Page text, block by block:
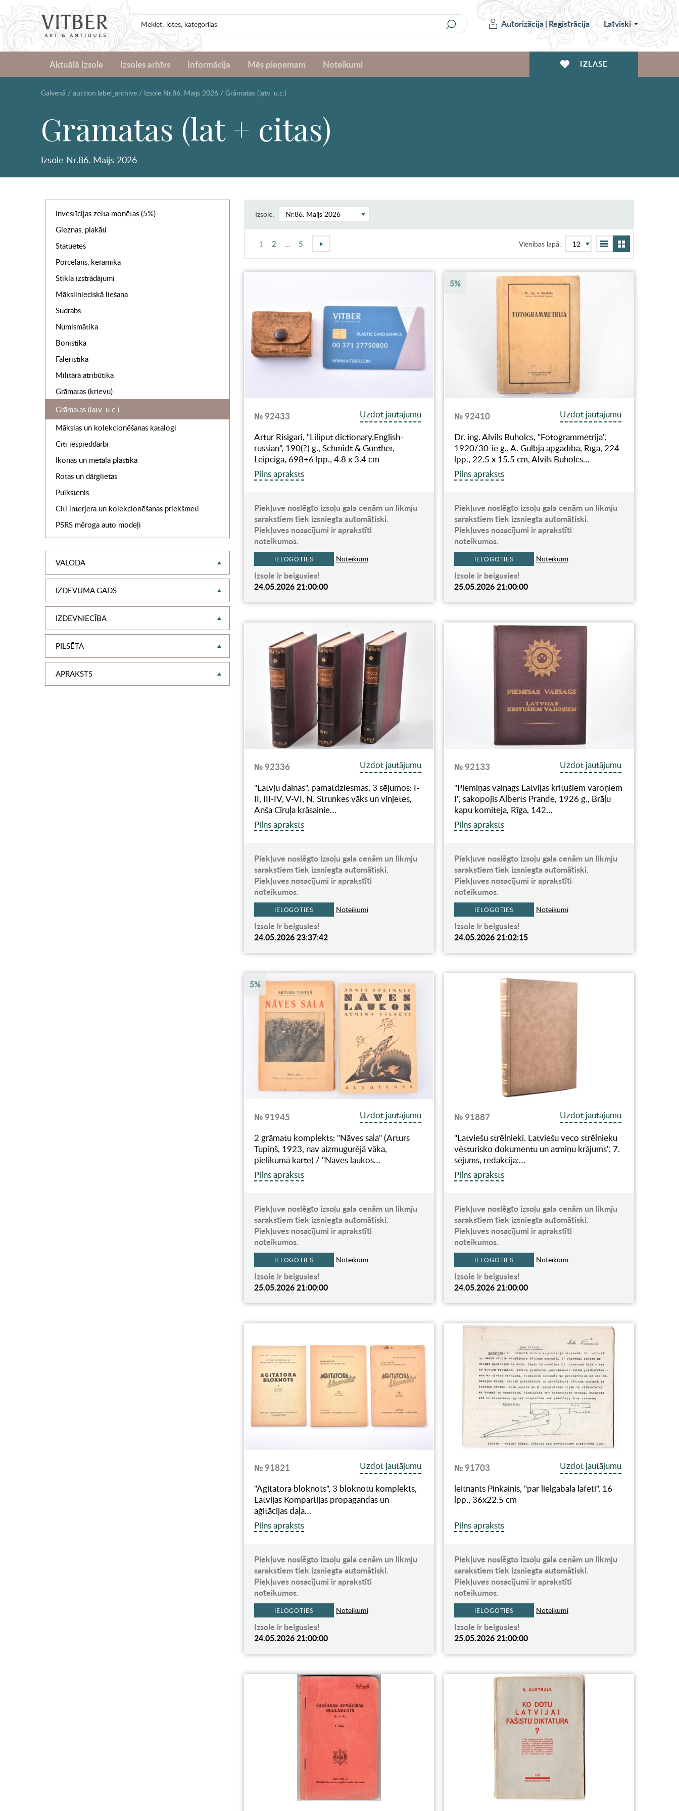
Autorizācija|Reģistrācija Latviski
Aktuālā Izsole Izsoles arhīvs Informācija Mēs pieņemam Noteikumi IZLASE
Galvenā / auction.label_archive / Izsole Nr.86. Maijs 2026 / Grāmatas (latv. u.c.)
Grāmatas (lat + citas)
Izsole Nr.86. Maijs 2026
Investīcijas zelta monētas (5%)
Gleznas, plakāti
Statuetes
Porcelāns, keramika
Stikla izstrādājumi
Mākslinieciskā liešana
Sudrabs
Numismātika
Bonistika
Faleristika
Militārā atribūtika
Grāmatas (krievu)
Grāmatas (latv. u.c.)
Mākslas un kolekcionēšanas katalogi
Citi iespieddarbi
Ikonas un metāla plastika
Rotas un dārglietas
Pulkstenis
Citi interjera un kolekcionēšanas priekšmeti
PSRS mēroga auto modeļi
VALODA
IZDEVUMA GADS
IZDEVNIECĪBA
PILSĒTA
APRAKSTS
Izsole:
1 2 5 Vienības lapā:
№ 92433
Uzdot jautājumu
Artur Risigari, "Liliput dictionary.English-
russian", 190(?) g., Schmidt & Günther,
Leipciga, 698+6 lpp., 4.8 х 3.4 cm
Pilns apraksts
Piekļuve noslēgto izsoļu gala cenām un likmju
sarakstiem tiek izsniegta automātiski.
Piekļuves nosacījumi ir aprakstīti
noteikumos.
IELOGOTIES Noteikumi
Izsole ir beigusies!
24.05.2026 21:00:00
5%
№ 92410
Uzdot jautājumu
Dr. ing. Alvils Buholcs, "Fotogrammetrija",
1920/30-ie g., A. Gulbja apgādībā, Rīga, 224
lpp., 22.5 x 15.5 cm, Alvils Buholcs…
Pilns apraksts
Piekļuve noslēgto izsoļu gala cenām un likmju
sarakstiem tiek izsniegta automātiski.
Piekļuves nosacījumi ir aprakstīti
noteikumos.
IELOGOTIES Noteikumi
Izsole ir beigusies!
25.05.2026 21:00:00
№ 92336
Uzdot jautājumu
"Latvju dainas", pamatdziesmas, 3 sējumos: I-
II, III-IV, V-VI, N. Strunkes vāks un vinjetes,
Anša Cīruļa krāsainie…
Pilns apraksts
Piekļuve noslēgto izsoļu gala cenām un likmju
sarakstiem tiek izsniegta automātiski.
Piekļuves nosacījumi ir aprakstīti
noteikumos.
IELOGOTIES Noteikumi
Izsole ir beigusies!
24.05.2026 23:37:42
№ 92133
Uzdot jautājumu
"Piemiņas vaiņags Latvijas kritušiem varoņiem
I", sakopojis Alberts Prande, 1926 g., Brāļu
kapu komiteja, Rīga, 142…
Pilns apraksts
Piekļuve noslēgto izsoļu gala cenām un likmju
sarakstiem tiek izsniegta automātiski.
Piekļuves nosacījumi ir aprakstīti
noteikumos.
IELOGOTIES Noteikumi
Izsole ir beigusies!
24.05.2026 21:02:15
5%
№ 91945
Uzdot jautājumu
2 grāmatu komplekts: "Nāves sala" (Arturs
Tupiņš, 1923, nav aizmugurējā vāka,
pielikumā karte) / "Nāves laukos…
Pilns apraksts
Piekļuve noslēgto izsoļu gala cenām un likmju
sarakstiem tiek izsniegta automātiski.
Piekļuves nosacījumi ir aprakstīti
noteikumos.
IELOGOTIES Noteikumi
Izsole ir beigusies!
25.05.2026 21:00:00
№ 91887
Uzdot jautājumu
"Latviešu strēlnieki. Latviešu veco strēlnieku
vēsturisko dokumentu un atmiņu krājums", 7.
sējums, redakcija:…
Pilns apraksts
Piekļuve noslēgto izsoļu gala cenām un likmju
sarakstiem tiek izsniegta automātiski.
Piekļuves nosacījumi ir aprakstīti
noteikumos.
IELOGOTIES Noteikumi
Izsole ir beigusies!
24.05.2026 21:00:00
№ 91821
Uzdot jautājumu
"Aģitatora bloknots", 3 bloknotu komplekts,
Latvijas Kompartijas propagandas un
aģitācijas daļa…
Pilns apraksts
Piekļuve noslēgto izsoļu gala cenām un likmju
sarakstiem tiek izsniegta automātiski.
Piekļuves nosacījumi ir aprakstīti
noteikumos.
IELOGOTIES Noteikumi
Izsole ir beigusies!
24.05.2026 21:00:00
№ 91703
Uzdot jautājumu
leitnants Pinkainis, "par lielgabala lafeti", 16
lpp., 36x22.5 cm
Pilns apraksts
Piekļuve noslēgto izsoļu gala cenām un likmju
sarakstiem tiek izsniegta automātiski.
Piekļuves nosacījumi ir aprakstīti
noteikumos.
IELOGOTIES Noteikumi
Izsole ir beigusies!
25.05.2026 21:00:00